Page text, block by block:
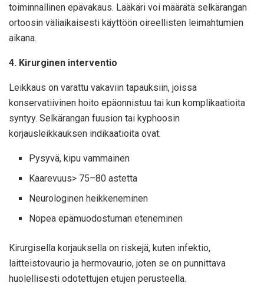
toiminnallinen epävakaus. Lääkäri voi määrätä selkärangan
ortoosin väliaikaisesti käyttöön oireellisten leimahtumien
aikana.
4. Kirurginen interventio
Leikkaus on varattu vakaviin tapauksiin, joissa
konservatiivinen hoito epäonnistuu tai kun komplikaatioita
syntyy. Selkärangan fuusion tai kyphoosin
korjausleikkauksen indikaatioita ovat:
Pysyvä, kipu vammainen
Kaarevuus> 75–80 astetta
Neurologinen heikkeneminen
Nopea epämuodostuman eteneminen
Kirurgisella korjauksella on riskejä, kuten infektio,
laitteistovaurio ja hermovaurio, joten se on punnittava
huolellisesti odotettujen etujen perusteella.